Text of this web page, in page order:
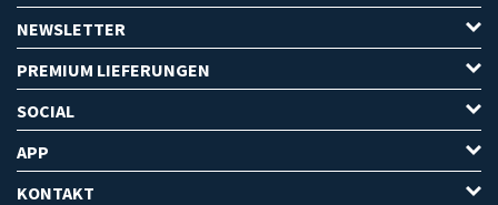
NEWSLETTER
PREMIUM LIEFERUNGEN
SOCIAL
APP
KONTAKT